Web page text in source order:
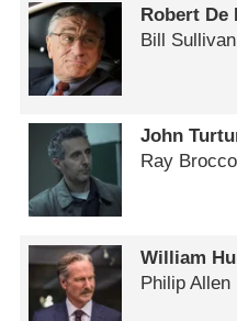
Robert De
Bill Sullivan
John
Ray Brocco
William
Philip Allen